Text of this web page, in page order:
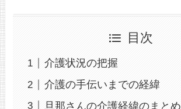
目次
介護状況の把握
介護の手伝いまでの経緯
旦那さんの介護経緯のまとめ